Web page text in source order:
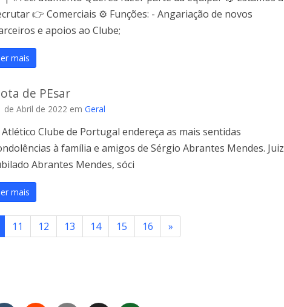
👉 Comerciais ⚙️ Funções: - Angariação de novos
e apoios ao Clube;
mais
de PEsar
de Abril de 2022 em Geral
Atlético Clube de Portugal endereça as mais sentidas
à família e amigos de Sérgio Abrantes Mendes. Juiz
Abrantes Mendes, sóci
mais
11 12 13 14 15 16 »